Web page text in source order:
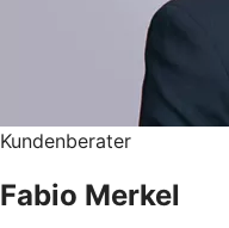
Kundenberater
Fabio Merkel